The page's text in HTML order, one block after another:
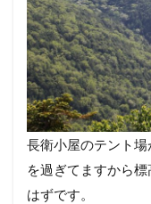
長衛小屋のテント
を過ぎてますから
はずです。